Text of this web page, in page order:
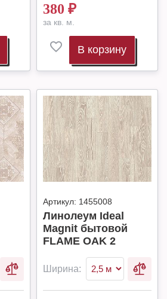
380 ₽
за кв. м.
В корзину
Артикул: 1455008
Линолеум Ideal
Magnit бытовой
FLAME OAK 2
Ширина: